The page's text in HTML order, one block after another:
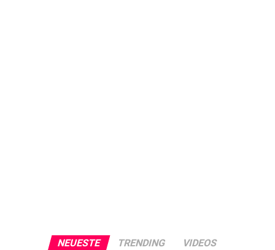
NEUESTE TRENDING VIDEOS